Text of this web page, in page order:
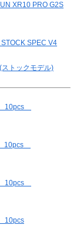
XR10 PRO G2S
SPEC V4
トックモデル)
10pcs
10pcs
10pcs
10pcs